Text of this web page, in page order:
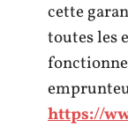
cette
toutes les
https://